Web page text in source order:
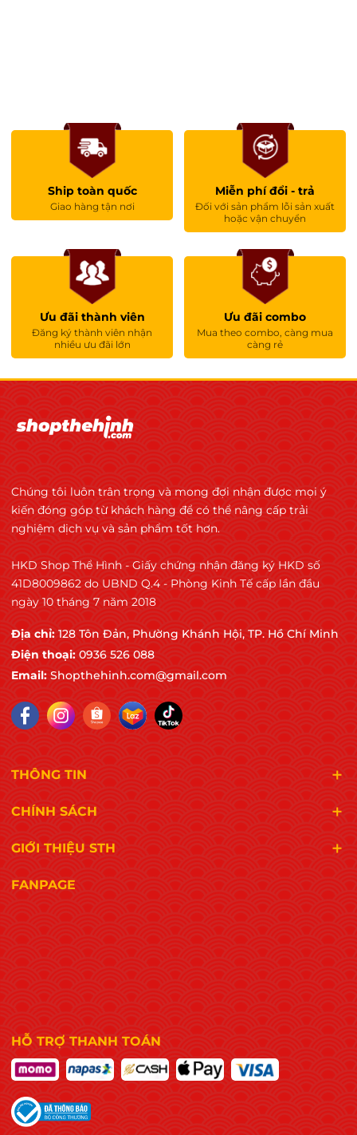
Ship toàn quốc
Giao hàng tận nơi
Miễn phí đổi - trả
Đối với sản phẩm lỗi sản xuất
hoặc vận chuyển
Ưu đãi thành viên
Đăng ký thành viên nhận
nhiều ưu đãi lớn
Ưu đãi combo
Mua theo combo, càng mua
càng rẻ
Chúng tôi luôn trân trọng và mong đợi nhận được mọi ý
kiến đóng góp từ khách hàng để có thể nâng cấp trải
nghiệm dịch vụ và sản phẩm tốt hơn.
HKD Shop Thể Hình - Giấy chứng nhận đăng ký HKD số
41D8009862 do UBND Q.4 - Phòng Kinh Tế cấp lần đầu
ngày 10 tháng 7 năm 2018
Địa chỉ: 128 Tôn Đản, Phường Khánh Hội, TP. Hồ Chí Minh
Điện thoại: 0936 526 088
Email: Shopthehinh.com@gmail.com
THÔNG TIN
CHÍNH SÁCH
GIỚI THIỆU STH
FANPAGE
HỖ TRỢ THANH TOÁN